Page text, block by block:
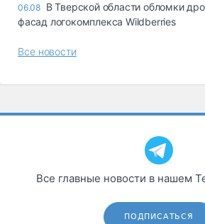
06.08 В Тверской области обломки
фасад логокомплекса Wildberries
Все новости
Все главные новости в нашем
ПОДПИСАТЬСЯ